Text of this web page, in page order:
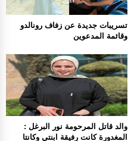
تسريبات جديدة عن زفاف رونالدو
وقائمة المدعوين
والد قاتل المرحومة نور البرغل :
المغدورة كانت رفيقة ابنتي وكانتا